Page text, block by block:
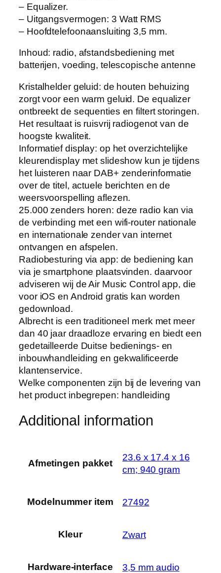
– Equalizer.
– Uitgangsvermogen: 3 Watt RMS
– Hoofdtelefoonaansluiting 3,5 mm.
Inhoud: radio, afstandsbediening met
batterijen, voeding, telescopische antenne
Kristalhelder geluid: de houten behuizing
zorgt voor een warm geluid. De equalizer
ontbreekt de sequenties en filtert storingen.
Het resultaat is ruisvrij radiogenot van de
hoogste kwaliteit.
Informatief display: op het overzichtelijke
kleurendisplay met slideshow kun je tijdens
het luisteren naar DAB+ zenderinformatie
over de titel, actuele berichten en de
weersvoorspelling aflezen.
25.000 zenders horen: deze radio kan via
de verbinding met een wifi-router nationale
en internationale zender van internet
ontvangen en afspelen.
Radiobesturing via app: de bediening kan
via je smartphone plaatsvinden. daarvoor
adviseren wij de Air Music Control app, die
voor iOS en Android gratis kan worden
gedownload.
Albrecht is een traditioneel merk met meer
dan 40 jaar draadloze ervaring en biedt een
gedetailleerde Duitse bedienings- en
inbouwhandleiding en gekwalificeerde
klantenservice.
Welke componenten zijn bij de levering van
het product inbegrepen: handleiding
Additional information
Afmetingen pakket
‎23.6 x 17.4 x 16
cm; 940 gram
Modelnummer item ‎27492
Kleur ‎Zwart
Hardware-interface ‎3,5 mm audio